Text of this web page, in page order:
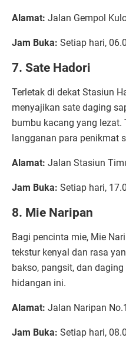
Alamat: Jalan Gempol
Jam Buka: Setiap hari,
7. Sate Hadori
Terletak di dekat Stasiun
menyajikan sate daging
bumbu kacang yang
langganan para penikmat
Alamat: Jalan Stasiun
Jam Buka: Setiap hari,
8. Mie Naripan
Bagi pencinta mie, Mie
tekstur kenyal dan rasa
bakso, pangsit, dan
hidangan ini.
Alamat: Jalan Naripan
Jam Buka: Setiap hari,